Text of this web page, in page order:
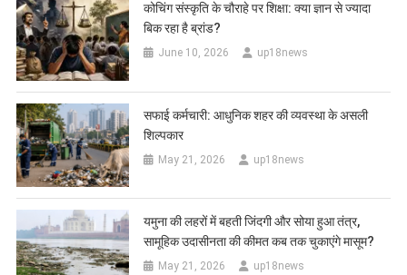
कोचिंग संस्कृति के चौराहे पर शिक्षा: क्या ज्ञान से ज्यादा
बिक रहा है ब्रांड?
June 10, 2026 up18news
सफाई कर्मचारी: आधुनिक शहर की व्यवस्था के असली
शिल्पकार
May 21, 2026 up18news
यमुना की लहरों में बहती जिंदगी और सोया हुआ तंत्र,
सामूहिक उदासीनता की कीमत कब तक चुकाएंगे मासूम?
May 21, 2026 up18news